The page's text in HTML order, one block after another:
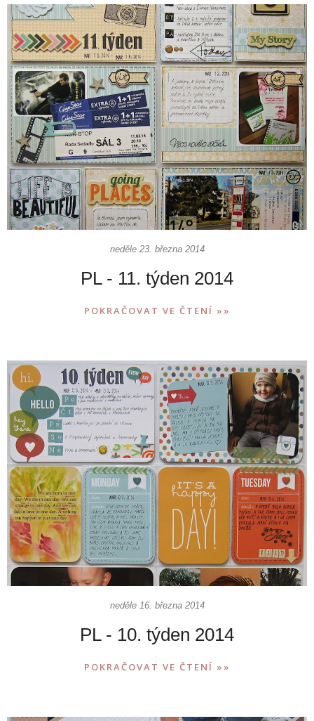
neděle 23. března 2014
PL - 11. týden 2014
POKRAČOVAT VE ČTENÍ »»
neděle 16. března 2014
PL - 10. týden 2014
POKRAČOVAT VE ČTENÍ »»